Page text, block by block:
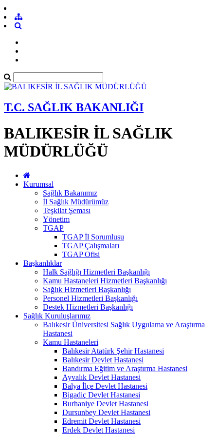
T.C. SAĞLIK BAKANLIĞI
BALIKESİR İL SAĞLIK
MÜDÜRLÜĞÜ
Kurumsal
Sağlık Bakanımız
İl Sağlık Müdürümüz
Teşkilat Şeması
Yönetim
TGAP
TGAP İl Sorumlusu
TGAP Çalışmaları
TGAP Ofisi
Başkanlıklar
Halk Sağlığı Hizmetleri Başkanlığı
Kamu Hastaneleri Hizmetleri Başkanlığı
Sağlık Hizmetleri Başkanlığı
Personel Hizmetleri Başkanlığı
Destek Hizmetleri Başkanlığı
Sağlık Kuruluşlarımız
Balıkesir Üniversitesi Sağlık Uygulama ve Araştırma
Hastanesi
Kamu Hastaneleri
Balıkesir Atatürk Şehir Hastanesi
Balıkesir Devlet Hastanesi
Bandırma Eğitim ve Araştırma Hastanesi
Ayvalık Devlet Hastanesi
Balya İlçe Devlet Hastanesi
Bigadiç Devlet Hastanesi
Burhaniye Devlet Hastanesi
Dursunbey Devlet Hastanesi
Edremit Devlet Hastanesi
Erdek Devlet Hastanesi